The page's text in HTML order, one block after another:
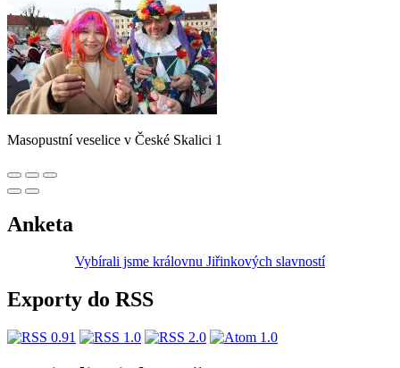
Masopustní veselice v České Skalici 1
Anketa
Vybírali jsme královnu Jiřinkových slavností
Exporty do RSS